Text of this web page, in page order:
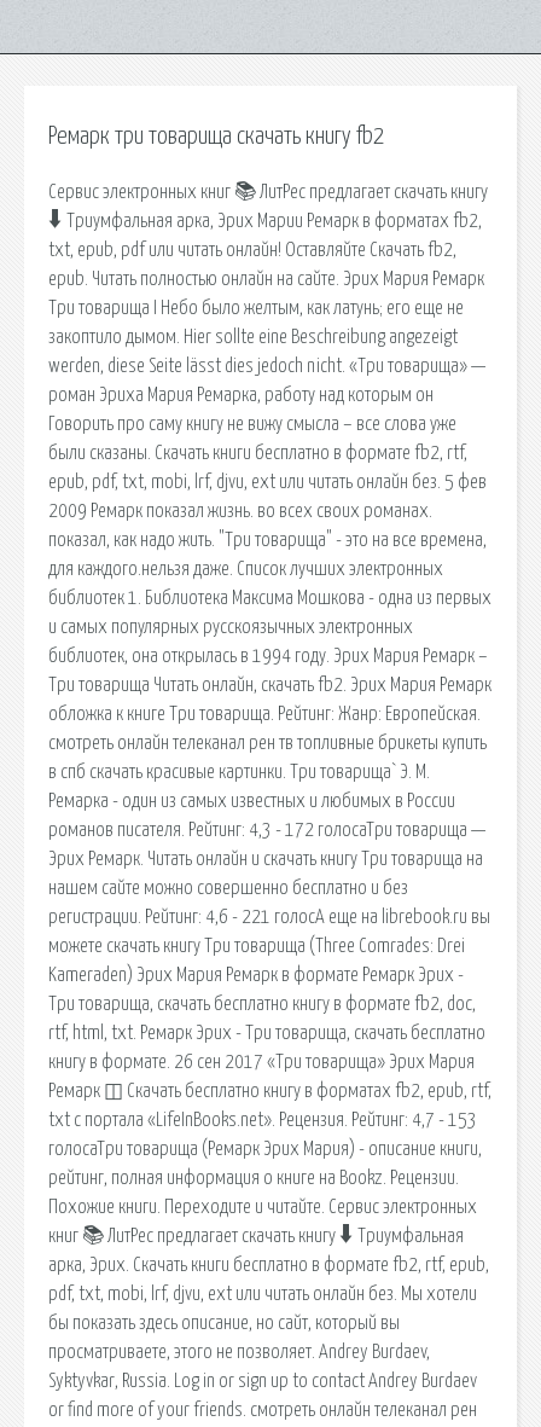
Ремарк три товарища скачать книгу fb2
Сервис электронных книг 📚 ЛитРес предлагает скачать книгу
🠳 Триумфальная арка, Эрих Марии Ремарк в форматах fb2,
txt, epub, pdf или читать онлайн! Оставляйте Скачать fb2,
epub. Читать полностью онлайн на сайте. Эрих Мария Ремарк
Три товарища I Небо было желтым, как латунь; его еще не
закоптило дымом. Hier sollte eine Beschreibung angezeigt
werden, diese Seite lässt dies jedoch nicht. «Три товарища» —
роман Эриха Мария Ремарка, работу над которым он
Говорить про саму книгу не вижу смысла – все слова уже
были сказаны. Скачать книги бесплатно в формате fb2, rtf,
epub, pdf, txt, mobi, lrf, djvu, ext или читать онлайн без. 5 фев
2009 Ремарк показал жизнь. во всех своих романах.
показал, как надо жить. "Три товарища" - это на все времена,
для каждого.нельзя даже. Список лучших электронных
библиотек 1. Библиотека Максима Мошкова - одна из первых
и самых популярных русскоязычных электронных
библиотек, она открылась в 1994 году. Эрих Мария Ремарк –
Три товарища Читать онлайн, скачать fb2. Эрих Мария Ремарк
обложка к книге Три товарища. Рейтинг: Жанр: Европейская.
смотреть онлайн телеканал рен тв топливные брикеты купить
в спб скачать красивые картинки. Три товарища` Э. М.
Ремарка - один из самых известных и любимых в России
романов писателя. Рейтинг: 4,3 - 172 голосаТри товарища —
Эрих Ремарк. Читать онлайн и скачать книгу Три товарища на
нашем сайте можно совершенно бесплатно и без
регистрации. Рейтинг: 4,6 - 221 голосА еще на librebook.ru вы
можете скачать книгу Три товарища (Three Comrades: Drei
Kameraden) Эрих Мария Ремарк в формате Ремарк Эрих -
Три товарища, скачать бесплатно книгу в формате fb2, doc,
rtf, html, txt. Ремарк Эрих - Три товарища, скачать бесплатно
книгу в формате. 26 сен 2017 «Три товарища» Эрих Мария
Ремарк ◫ Скачать бесплатно книгу в форматах fb2, epub, rtf,
txt с портала «LifeInBooks.net». Рецензия. Рейтинг: 4,7 - 153
голосаТри товарища (Ремарк Эрих Мария) - описание книги,
рейтинг, полная информация о книге на Bookz. Рецензии.
Похожие книги. Переходите и читайте. Сервис электронных
книг 📚 ЛитРес предлагает скачать книгу 🠳 Триумфальная
арка, Эрих. Скачать книги бесплатно в формате fb2, rtf, epub,
pdf, txt, mobi, lrf, djvu, ext или читать онлайн без. Мы хотели
бы показать здесь описание, но сайт, который вы
просматриваете, этого не позволяет. Andrey Burdaev,
Syktyvkar, Russia. Log in or sign up to contact Andrey Burdaev
or find more of your friends. смотреть онлайн телеканал рен